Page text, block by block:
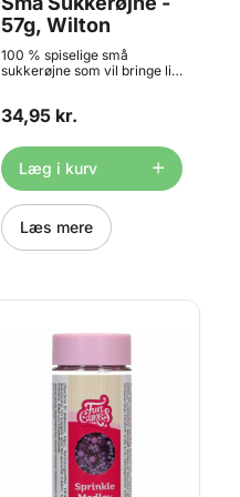
57g, Wilton
100 % spiselige små
sukkerøjne som vil bringe liv
cookies m.m. Ideelle til
monstre og andre sjove
figurer. Sukkerøjnene måler
ca. 0,7 cm. Indhold: 57g
Varenavn: Wilton Candy
Eyeballs.
34,95 kr.
Læg i kurv
Læs mere